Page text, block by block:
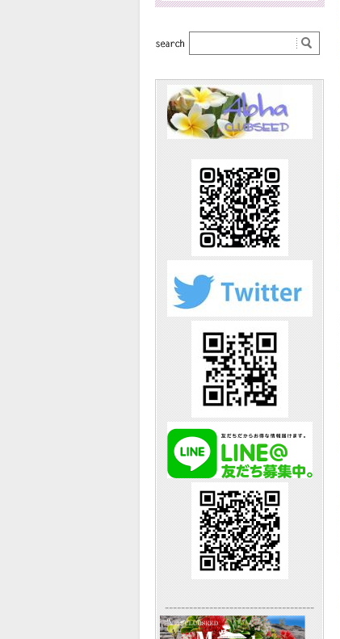
-------------------------------------